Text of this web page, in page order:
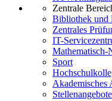
Zentrale
Bibliothek und
Zentrales
IT-
Mathematisch-
Sport
Akademisches
Stellenangebote